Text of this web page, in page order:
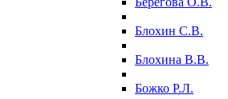
Блохин С.В.
Блохина В.В.
Божко Р.Л.